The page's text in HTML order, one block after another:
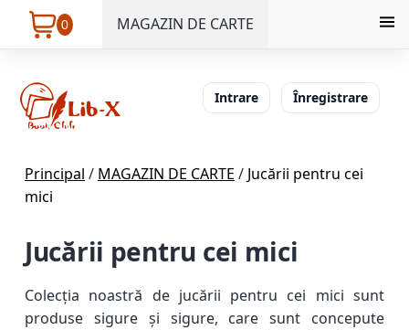
0 MAGAZIN DE CARTE
Intrare Înregistrare
Principal / MAGAZIN DE CARTE / Jucării pentru cei
mici
Jucării pentru cei mici
Colecția noastră de jucării pentru cei mici sunt
produse sigure și sigure, care sunt concepute